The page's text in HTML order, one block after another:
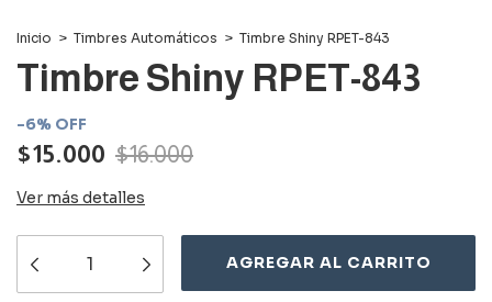
Inicio > Timbres Automáticos > Timbre Shiny RPET-843
Timbre Shiny RPET-843
-6% OFF
$15.000 $16.000
Ver más detalles